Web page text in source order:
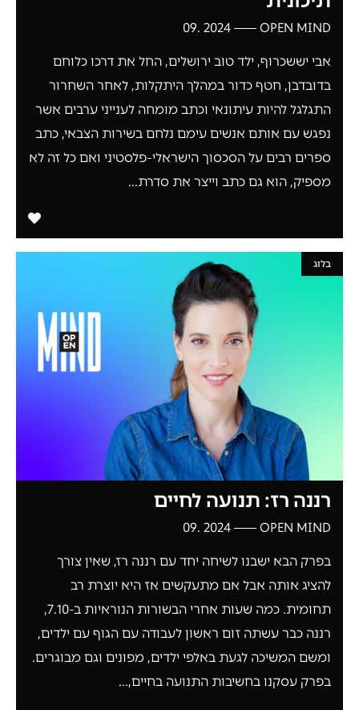
OPEN MIND
2024 .09
אבי יששכרוף, ילד טוב ירושלים, החל את דרכו כלוחם
בדובדבן, חטף כדור במהלך היתקלות, לאחר השחרור
התגלגל להיות עיתונאי וכתב מומחה לענייני ערבים אשר
נפגש עם אותם אנשים עימם נלחם בשירות הצבאי, כתב
ספרים רבים על הסכסוך הישראלי-פלסטיני ואם כל זה לא
מספיק, הוא גם כתב וייצר את סדרת...
בלוג
רננה רז: תנועה לחיים
OPEN MIND
2024 .09
בפרק הבא ישבנו לשיחה יחד עם רננה רז, שאין צורך
להציג אותה אבל אם מתעקשים אז היא יוצרת רב
תחומית. כמה שעות אחרי הבשורות הנוראיות ב-7.10,
רננה כבר עשתה זום ראשון לעבודה עם הגוף עם ילדים,
ומשם המשיכה לגעת באלפי ילדים, מפונים וגם מבוגרים.
בפרק עסקנו בחשיבות התנועה בחיים,...